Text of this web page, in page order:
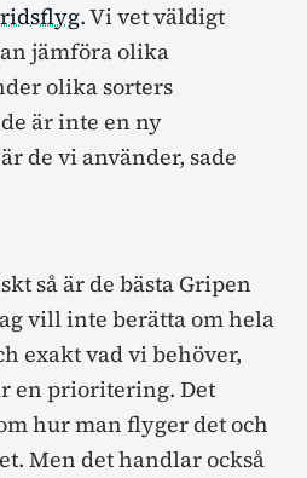
. Vi vet väldigt
jämföra olika
olika sorters
är inte en ny
de vi använder, sade
så är de bästa Gripen
vill inte berätta om hela
exakt vad vi behöver,
en prioritering. Det
hur man flyger det och
Men det handlar också